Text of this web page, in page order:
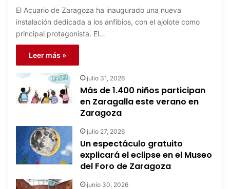
El Acuario de Zaragoza ha inaugurado una nueva
instalación dedicada a los anfibios, con el ajolote como
principal protagonista. El…
Leer más »
julio 31, 2026
Más de 1.400 niños participan
en Zaragalla este verano en
Zaragoza
julio 27, 2026
Un espectáculo gratuito
explicará el eclipse en el Museo
del Foro de Zaragoza
junio 30, 2026